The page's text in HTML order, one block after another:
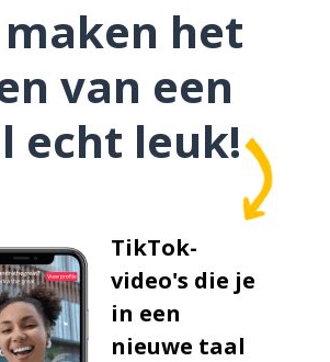
het
van een
echt leuk!
TikTok-
video's die je
in een
nieuwe taal